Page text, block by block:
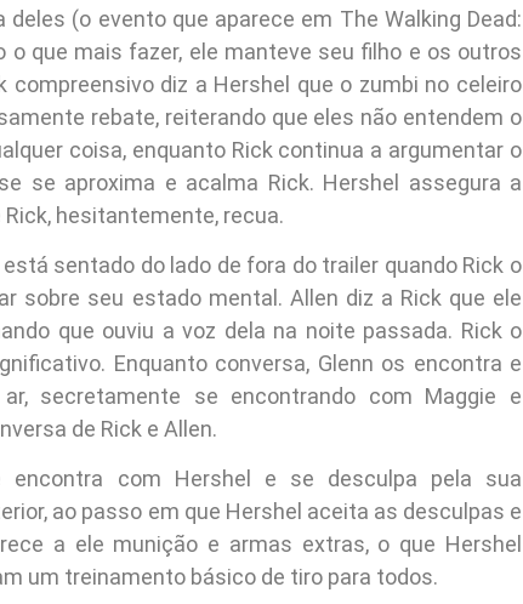
(o evento que aparece em The Walking Dead:
o que mais fazer, ele manteve seu filho e os outros
compreensivo diz a Hershel que o zumbi no celeiro
rebate, reiterando que eles não entendem o
coisa, enquanto Rick continua a argumentar o
se aproxima e acalma Rick. Hershel assegura a
hesitantemente, recua.
sentado do lado de fora do trailer quando Rick o
sobre seu estado mental. Allen diz a Rick que ele
que ouviu a voz dela na noite passada. Rick o
Enquanto conversa, Glenn os encontra e
secretamente se encontrando com Maggie e
de Rick e Allen.
encontra com Hershel e se desculpa pela sua
ao passo em que Hershel aceita as desculpas e
a ele munição e armas extras, o que Hershel
um treinamento básico de tiro para todos.